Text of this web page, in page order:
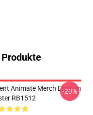
Animate Merch Elysium
RB1512
-20%